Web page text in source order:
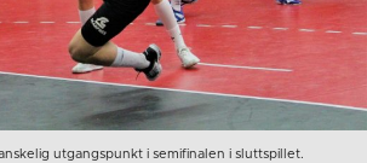
utgangspunkt i semifinalen i sluttspillet.